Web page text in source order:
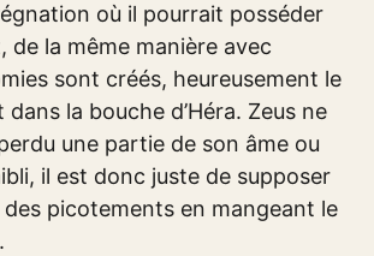
où il pourrait posséder
de la même manière avec
sont créés, heureusement le
la bouche d’Héra. Zeus ne
une partie de son âme ou
il est donc juste de supposer
des picotements en mangeant le